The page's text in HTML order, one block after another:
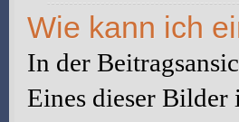
Wie kann ich
In der
Eines dieser Bilder